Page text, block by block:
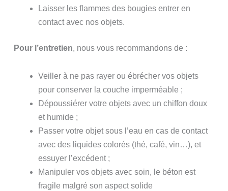
Laisser les flammes des bougies entrer en
contact avec nos objets.
Pour l’entretien, nous vous recommandons de :
Veiller à ne pas rayer ou ébrécher vos objets
pour conserver la couche imperméable ;
Dépoussiérer votre objets avec un chiffon doux
et humide ;
Passer votre objet sous l’eau en cas de contact
avec des liquides colorés (thé, café, vin…), et
essuyer l’excédent ;
Manipuler vos objets avec soin, le béton est
fragile malgré son aspect solide